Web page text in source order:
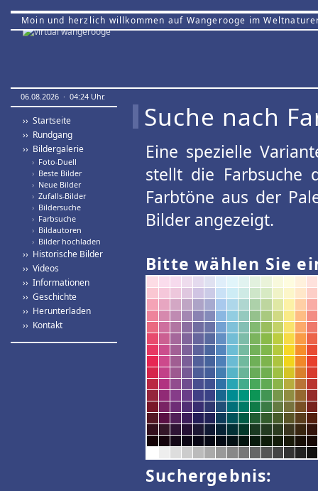
Moin und herzlich willkommen auf Wangerooge im
06.08.2026 · 04:24 Uhr.
›› Startseite
›› Rundgang
›› Bildergalerie
› Foto-Duell
› Beste Bilder
› Neue Bilder
› Zufalls-Bilder
› Bildersuche
› Farbsuche
› Bildautoren
› Bilder hochladen
›› Historische Bilder
›› Videos
›› Informationen
›› Geschichte
›› Herunterladen
›› Kontakt
Suche nach
Eine spezielle
stellt die Farbsuche
Farbtöne aus der
Bilder angezeigt.
Bitte wählen Sie
Suchergebnis: